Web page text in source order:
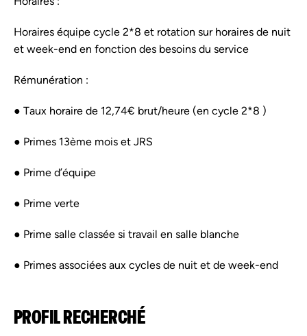
Horaires équipe cycle 2*8 et rotation sur horaires de nuit
et week-end en fonction des besoins du service
Rémunération :
● Taux horaire de 12,74€ brut/heure (en cycle 2*8 )
● Primes 13ème mois et JRS
● Prime d’équipe
● Prime verte
● Prime salle classée si travail en salle blanche
● Primes associées aux cycles de nuit et de week-end
PROFIL RECHERCHÉ